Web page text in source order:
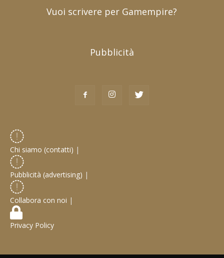
Vuoi scrivere per Gamempire?
Pubblicità
Chi siamo (contatti) |
Pubblicità (advertising) |
Collabora con noi |
Privacy Policy